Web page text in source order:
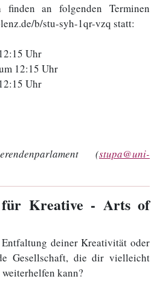
finden an folgenden Terminen
b/stu-syh-1qr-vzq statt:
Uhr
12:15 Uhr
Uhr
(stupa@uni-
Kreative - Arts of
deiner Kreativität oder
Gesellschaft, die dir vielleicht
kann?